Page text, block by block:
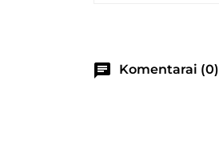
chat
Komentarai (0)